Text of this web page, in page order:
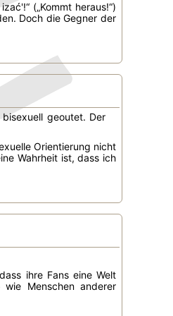
(„Kommt heraus!“)
Doch die Gegner der
geoutet. Der
Orientierung nicht
Wahrheit ist, dass ich
ihre Fans eine Welt
Menschen anderer